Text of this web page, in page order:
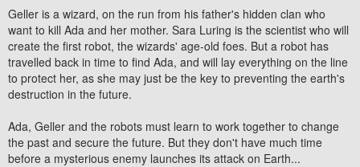
Geller is a wizard, on the run from his father's hidden clan who
want to kill Ada and her mother. Sara Luring is the scientist who will
create the first robot, the wizards' age-old foes. But a robot has
travelled back in time to find Ada, and will lay everything on the line
to protect her, as she may just be the key to preventing the earth's
destruction in the future.
Ada, Geller and the robots must learn to work together to change
the past and secure the future. But they don't have much time
before a mysterious enemy launches its attack on Earth...